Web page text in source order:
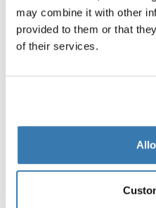
may combine it with other
provided to them or that
of their services.
Toggle
Descripción del
Toggle
Todas las
Instrucciones